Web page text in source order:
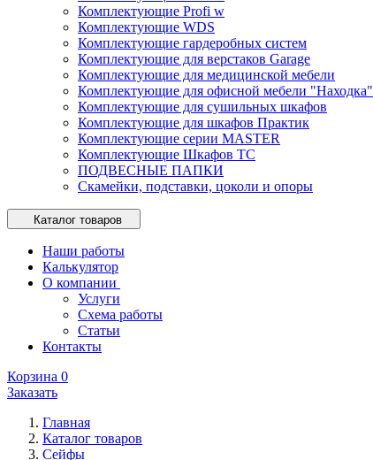
Комплектующие Profi w
Комплектующие WDS
Комплектующие гардеробных систем
Комплектующие для верстаков Garage
Комплектующие для медицинской мебели
Комплектующие для офисной мебели "Находка"
Комплектующие для сушильных шкафов
Комплектующие для шкафов Практик
Комплектующие серии MASTER
Комплектующие Шкафов ТС
ПОДВЕСНЫЕ ПАПКИ
Скамейки, подставки, цоколи и опоры
Каталог товаров
Наши работы
Калькулятор
О компании
Услуги
Схема работы
Статьи
Контакты
Корзина 0
Заказать
Главная
Каталог товаров
Сейфы